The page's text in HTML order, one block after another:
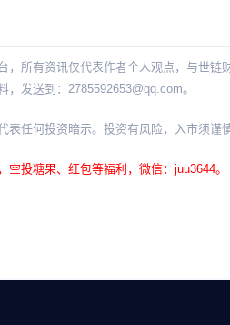
，所有资讯仅代表作者个人观点，与世
，发送到： 2785592653@qq.com。
表任何投资暗示。投资有风险，入市须谨
空投糖果、红包等福利，微信：juu3644。